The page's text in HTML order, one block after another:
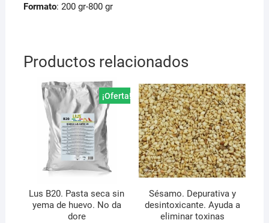
Formato: 200 gr-800 gr
Productos relacionados
¡Oferta!
Lus B20. Pasta seca sin
yema de huevo. No da
dore
Sésamo. Depurativa y
desintoxicante. Ayuda a
eliminar toxinas